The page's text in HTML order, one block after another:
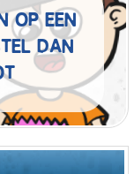
op een
dan